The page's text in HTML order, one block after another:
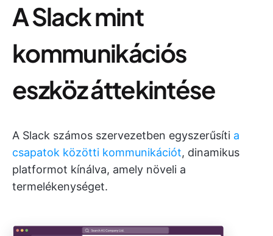
A Slack mint
kommunikációs
eszköz áttekintése
A Slack számos szervezetben egyszerűsíti a
csapatok közötti kommunikációt, dinamikus
platformot kínálva, amely növeli a
termelékenységet.